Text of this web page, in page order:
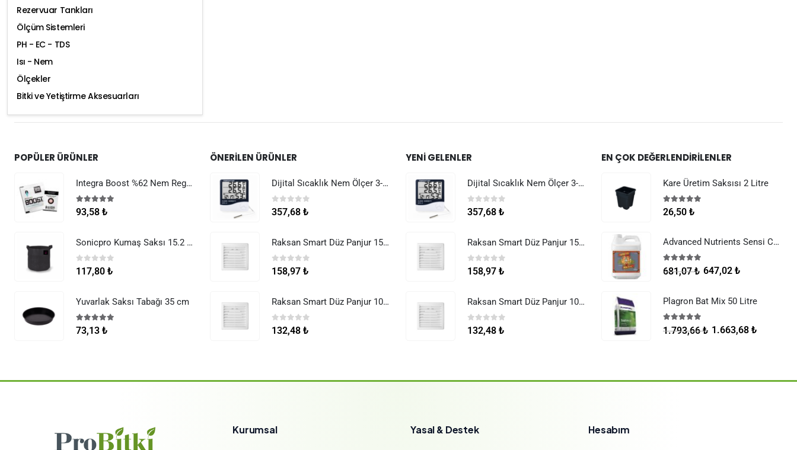
Rezervuar Tankları
Ölçüm Sistemleri
PH - EC - TDS
Isı - Nem
Ölçekler
Bitki ve Yetiştirme Aksesuarları
POPÜLER ÜRÜNLER
Integra Boost %62 Nem Regülatörü 8 g
5.005 üzerinden
93,58 ₺
Sonicpro Kumaş Saksı 15.2 Litre (4 Galon)
0 5 üzerinden
117,80 ₺
Yuvarlak Saksı Tabağı 35 cm
5.00 5 üzerinden
73,13 ₺
ÖNERILEN ÜRÜNLER
Dijital Sıcaklık Nem Ölçer 3-1 Sensör Kablolu
05 üzerinden
357,68 ₺
Raksan Smart Düz Panjur 150 mm Sinek Telli
0 5 üzerinden
158,97 ₺
Raksan Smart Düz Panjur 100 mm Sinek Telli
0 5 üzerinden
132,48 ₺
YENI GELENLER
Dijital Sıcaklık Nem Ölçer 3-1 Sensör Kablolu
05 üzerinden
357,68 ₺
Raksan Smart Düz Panjur 150 mm Sinek Telli
0 5 üzerinden
158,97 ₺
Raksan Smart Düz Panjur 100 mm Sinek Telli
0 5 üzerinden
132,48 ₺
EN ÇOK DEĞERLENDIRILENLER
Kare Üretim Saksısı 2 Litre
5.005 üzerinden
26,50 ₺
Advanced Nutrients Sensi Cal Mag Xtra 250 ml
5.00 5 üzerinden
681,07₺ 647,02 ₺
Plagron Bat Mix 50 Litre
5.00 5 üzerinden
1.793,66₺ 1.663,68 ₺
Kurumsal Yasal & Destek Hesabım